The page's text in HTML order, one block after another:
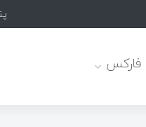
فارکس